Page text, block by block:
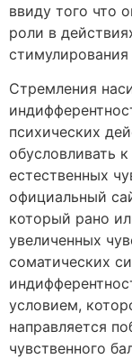
ввиду того что
роли в
Стремления
психических
обусловливать
естественных
официальный
который рано
увеличенных
соматических
условием,
направляется
чувственного